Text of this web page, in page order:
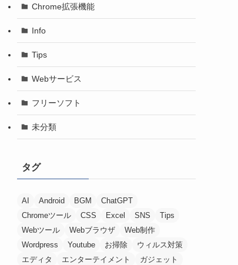
Chrome拡張機能
Info
Tips
Webサービス
フリーソフト
未分類
タグ
AI Android BGM
ChatGPT
Chromeツール
CSS Excel SNS
Tips
Webツール
Webブラウザ
Web制作
Wordpress
Youtube お掃除
ウィルス対策
エディタ
エンターテイメント
ガジェット